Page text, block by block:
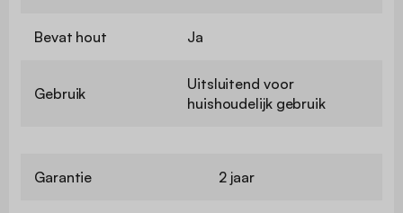
Bevat hout Ja
Gebruik
Uitsluitend voor
huishoudelijk gebruik
Garantie 2 jaar